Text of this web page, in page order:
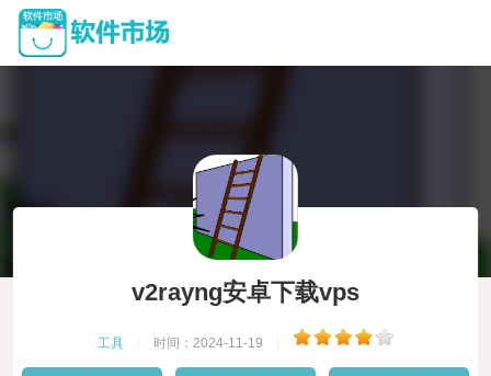
v2rayng安卓下载vps
工具 时间：2024-11-19